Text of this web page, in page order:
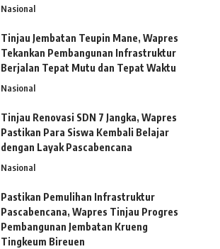
Nasional
Tinjau Jembatan Teupin Mane, Wapres
Tekankan Pembangunan Infrastruktur
Berjalan Tepat Mutu dan Tepat Waktu
Nasional
Tinjau Renovasi SDN 7 Jangka, Wapres
Pastikan Para Siswa Kembali Belajar
dengan Layak Pascabencana
Nasional
Pastikan Pemulihan Infrastruktur
Pascabencana, Wapres Tinjau Progres
Pembangunan Jembatan Krueng
Tingkeum Bireuen